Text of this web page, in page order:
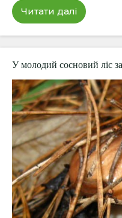
Читати далі
Солодкий
–
Львівський
шоколад
У молодий сосновий ліс